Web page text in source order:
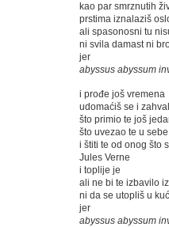
kao par smrznutih
prstima iznalaziš
ali spasonosni tu
ni svila damast ni
jer
abyssus abyssum
i prođe još vremena
udomaćiš se i
što primio te još
što uvezao te u sebe
i štiti te od onog što
Jules Verne
i toplije je
ali ne bi te izbavilo
ni da se utopliš u
jer
abyssus abyssum